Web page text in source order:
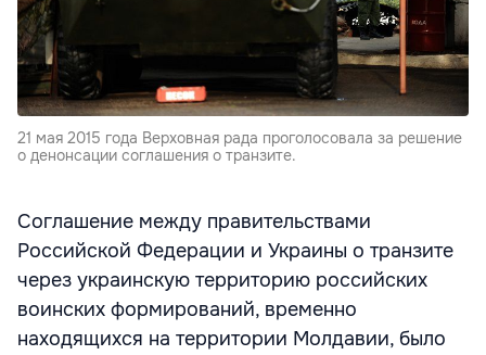
21 мая 2015 года Верховная рада проголосовала за решение
о денонсации соглашения о транзите.
Соглашение между правительствами
Российской Федерации и Украины о транзите
через украинскую территорию российских
воинских формирований, временно
находящихся на территории Молдавии, было